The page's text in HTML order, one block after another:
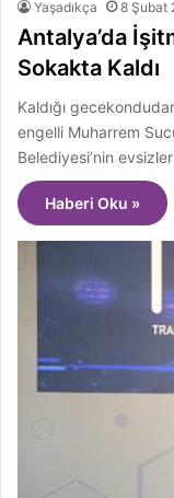
Yaşadıkça 8 Şubat
Antalya’da
Sokakta Kaldı
Kaldığı
engelli Muharrem
Belediyesi’nin
Haberi Oku »